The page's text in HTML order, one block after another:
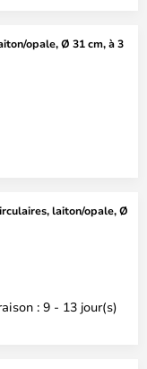
opale, Ø 31 cm, à 3
laiton/opale, Ø
: 9 - 13 jour(s)